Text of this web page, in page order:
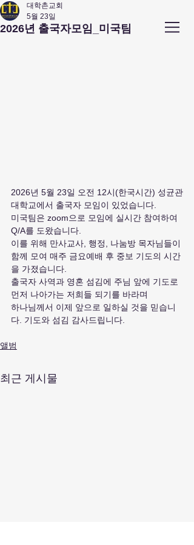
앤아버​ 대학촌 교회
2026년 출국자모임_미국팀
대학촌교회
5월 23일
2026년 5월 23일 오전 12시(한국시간) 성균관
대학교에서 출국자 모임이 있었습니다.
미국팀은 zoom으로 모임에 실시간 참여하여
Q/A를 도왔습니다.
이를 위해 만사교사, 행정, 나눔방 목자님들이
함께 모여 매주 금요예배 후 중보 기도의 시간
을 가졌습니다.
출국자 사역과 영혼 섬김에 주님 앞에 기도로
먼저 나아가는 저희들 되기를 바라며
하나님께서 이제 앞으로 일하실 것을 믿습니
다. 기도와 섬김 감사드립니다.
앨범
최근 게시물